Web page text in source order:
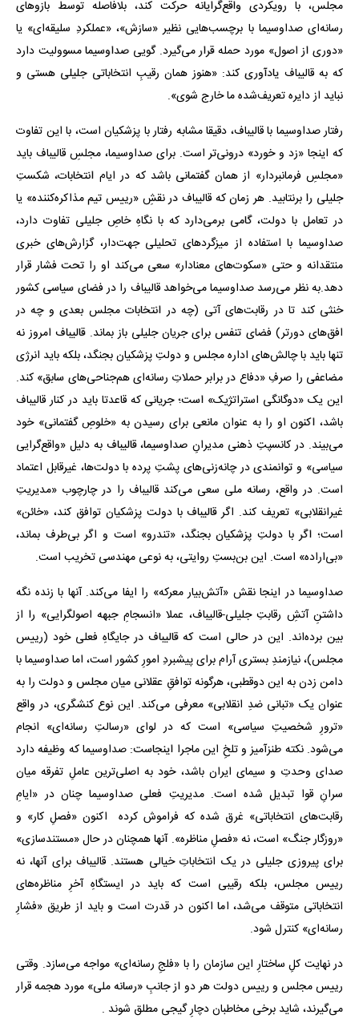
مجلس، با رویکردی واقع‌گرایانه حرکت کند، بلافاصله توسط بازوهای
رسانه‌ای صداوسیما با برچسب‌هایی نظیر «سازش»، «عملکردِ سلیقه‌ای» یا
«دوری از اصول» مورد حمله قرار می‌گیرد. گویی صداوسیما مسوولیت دارد
که به قالیباف یادآوری کند: «هنوز همان رقیبِ انتخاباتی جلیلی هستی و
نباید از دایره تعریف‌شده ما خارج شوی».
رفتار صداوسیما با قالیباف، دقیقا مشابه رفتار با پزشکیان است، با این تفاوت
که اینجا «زد و خورد» درونی‌تر است. برای صداوسیما، مجلسِ قالیباف باید
«مجلسِ فرمانبردار» از همان گفتمانی باشد که در ایام انتخابات، شکستِ
جلیلی را برنتابید. هر زمان که قالیباف در نقشِ «رییس تیم مذاکره‌کننده» یا
در تعامل با دولت، گامی برمی‌دارد که با نگاهِ خاصِ جلیلی تفاوت دارد،
صداوسیما با استفاده از میزگردهای تحلیلی جهت‌دار، گزارش‌های خبری
منتقدانه و حتی «سکوت‌های معنادار» سعی می‌کند او را تحت فشار قرار
دهد.به نظر می‌رسد صداوسیما می‌خواهد قالیباف را در فضای سیاسی کشور
خنثی کند تا در رقابت‌های آتی (چه در انتخابات مجلس بعدی و چه در
افق‌های دورتر) فضای تنفس برای جریان جلیلی باز بماند. قالیباف امروز نه
تنها باید با چالش‌های اداره مجلس و دولتِ پزشکیان بجنگد، بلکه باید انرژی
مضاعفی را صرفِ «دفاع در برابر حملاتِ رسانه‌ای هم‌جناحی‌های سابق» کند.
این یک «دوگانگی استراتژیک» است؛ جریانی که قاعدتا باید در کنار قالیباف
باشد، اکنون او را به عنوان مانعی برای رسیدن به «خلوصِ گفتمانی» خود
می‌بیند. در کانسپتِ ذهنی مدیرانِ صداوسیما، قالیباف به دلیل «واقع‌گرایی
سیاسی» و توانمندی در چانه‌زنی‌های پشتِ پرده با دولت‌ها، غیرقابل اعتماد
است. در واقع، رسانه ملی سعی می‌کند قالیباف را در چارچوب «مدیریتِ
غیرانقلابی» تعریف کند. اگر قالیباف با دولت پزشکیان توافق کند، «خائن»
است؛ اگر با دولتِ پزشکیان بجنگد، «تندرو» است و اگر بی‌طرف بماند،
«بی‌اراده» است. این بن‌بستِ روایتی، به نوعی مهندسی تخریب است.
صداوسیما در اینجا نقش «آتش‌بیار معرکه» را ایفا می‌کند. آنها با زنده نگه
داشتنِ آتشِ رقابتِ جلیلی-قالیباف، عملا «انسجامِ جبهه اصولگرایی» را از
بین برده‌اند. این در حالی است که قالیباف در جایگاهِ فعلی خود (رییس
مجلس)، نیازمندِ بستری آرام برای پیشبردِ امورِ کشور است، اما صداوسیما با
دامن زدن به این دوقطبی، هرگونه توافقِ عقلانی میان مجلس و دولت را به
عنوان یک «تبانی ضدِ انقلابی» معرفی می‌کند. این نوع کنشگری، در واقع
«ترورِ شخصیتِ سیاسی» است که در لوای «رسالتِ رسانه‌ای» انجام
می‌شود. نکته طنزآمیز و تلخِ این ماجرا اینجاست: صداوسیما که وظیفه دارد
صدای وحدتِ و سیمای ایران باشد، خود به اصلی‌ترین عاملِ تفرقه میان
سرانِ قوا تبدیل شده است. مدیریتِ فعلی صداوسیما چنان در «ایامِ
رقابت‌های انتخاباتی» غرق شده که فراموش کرده اکنون «فصلِ کار» و
«روزگار جنگ» است، نه «فصلِ مناظره». آنها همچنان در حال «مستندسازی»
برای پیروزی جلیلی در یک انتخاباتِ خیالی هستند. قالیباف برای آنها، نه
رییس مجلس، بلکه رقیبی است که باید در ایستگاهِ آخرِ مناظره‌های
انتخاباتی متوقف می‌شد، اما اکنون در قدرت است و باید از طریق «فشارِ
رسانه‌ای» کنترل شود.
در نهایت کلِ ساختارِ این سازمان را با «فلجِ رسانه‌ای» مواجه می‌سازد. وقتی
رییس مجلس و رییس دولت هر دو از جانبِ «رسانه ملی» مورد هجمه قرار
می‌گیرند، شاید برخی مخاطبان دچارِ گیجی مطلق شوند .